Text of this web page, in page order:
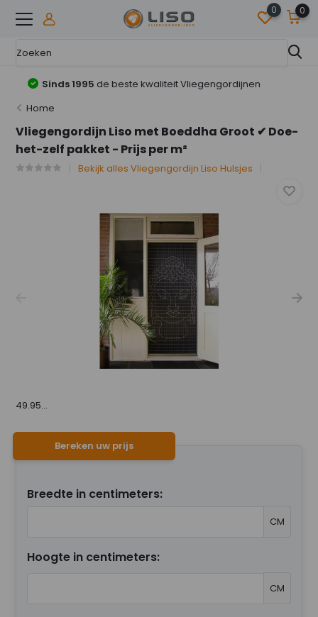
0 0
Online Marktleiderin Vliegengordijnen
Home
Vliegengordijn Liso met Boeddha Groot ✔ Doe-
het-zelf pakket - Prijs per m²
Bekijk alles Vliegengordijn Liso Hulsjes
49.95...
Bereken uw prijs
Breedte in centimeters:
CM
Hoogte in centimeters:
CM